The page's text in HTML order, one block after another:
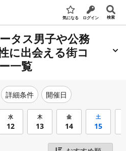
気になる ログイン 検索
タス男子や公務
に出会える街コ
一覧
詳細条件 開催日
水
12
木
13
金
14
土
15